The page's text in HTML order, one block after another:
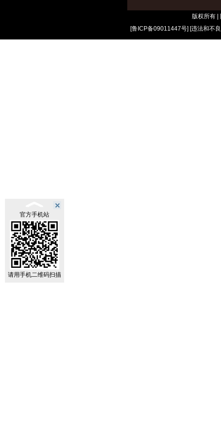
版权所有 |
[鲁ICP备09011447号] [违法和不
官方手机站
请用手机二维码扫描